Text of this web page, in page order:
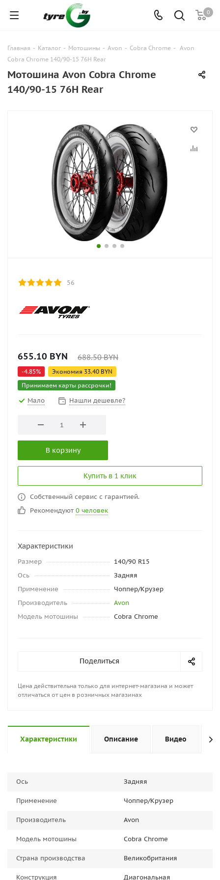
0
Главная - Каталог - Мотошины - Avon - Cobra Chrome - Avon
Cobra Chrome 140/90-15 76H Rear
Мотошина Avon Cobra Chrome
140/90-15 76H Rear
56
655.10 BYN 688.50BYN
-4.85% Экономия 33.40 BYN
Принимаем карты рассрочки!
Мало Нашли дешевле?
В корзину
Купить в 1 клик
Собственный сервис с гарантией.
Рекомендуют 0 человек
Характеристики
Размер
140/90 R15
Ось
Задняя
Применение
Чоппер/Крузер
Производитель
Avon
Модель мотошины
Cobra Chrome
Поделиться
Цена действительна только для интернет-магазина и может
отличаться от цен в розничных магазинах
Характеристики Описание Видео
Ось Задняя
Применение Чоппер/Крузер
Производитель Avon
Модель мотошины Cobra Chrome
Страна производства Великобритания
Конструкция Диагональная